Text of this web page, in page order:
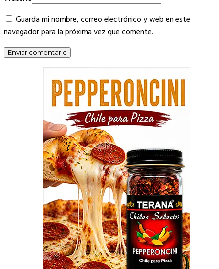
Guarda mi nombre, correo electrónico y web en este
navegador para la próxima vez que comente.